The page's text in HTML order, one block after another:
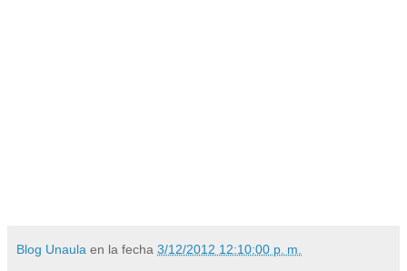
Blog Unaula en la fecha 3/12/2012 12:10:00 p. m.